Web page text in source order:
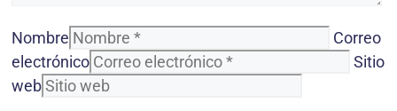
Nombre
Correo
electrónico
Sitio
web